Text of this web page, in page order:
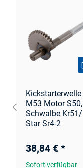
M53 Motor S50,
Schwalbe Kr51/
Star Sr4-2
38,84 € *
Sofort verfügbar